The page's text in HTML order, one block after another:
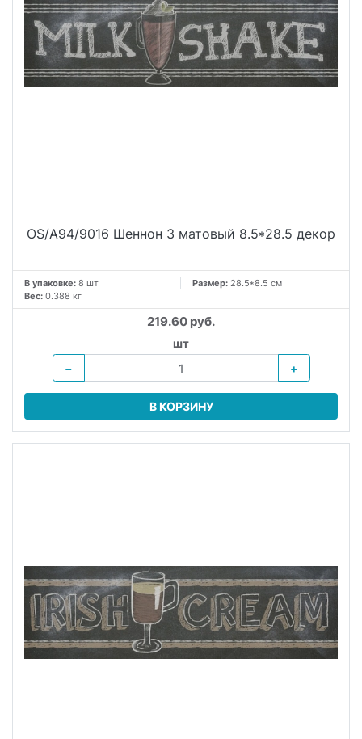
OS/A94/9016 Шеннон 3 матовый 8.5*28.5 декор
В упаковке: 8 шт Размер: 28.5*8.5 см
Вес: 0.388 кг
219.60 руб.
шт
−
+
В КОРЗИНУ